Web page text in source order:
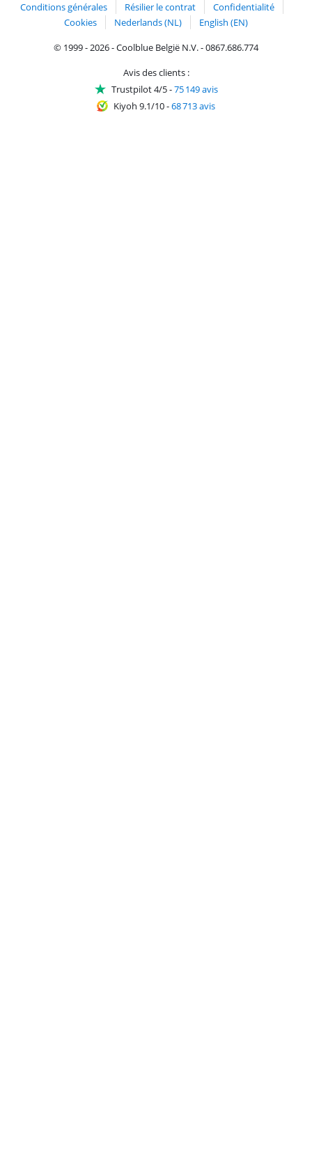
Conditions générales Résilier le contrat
Confidentialité
Cookies
Nederlands (NL)
English (EN)
© 1999 - 2026 - Coolblue België N.V. - 0867.686.774
Avis des clients :
Trustpilot 4/5-75 149 avis
Kiyoh 9.1/10-68 713 avis